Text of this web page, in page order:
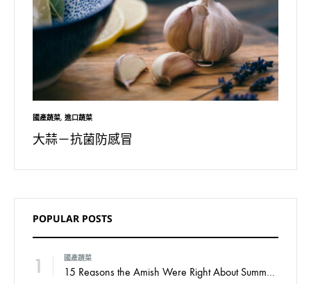
國產蔬菜, 進口蔬菜
大蒜－抗菌防感冒
POPULAR POSTS
1 國產蔬菜